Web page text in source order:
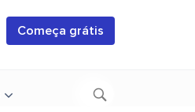
Começa grátis